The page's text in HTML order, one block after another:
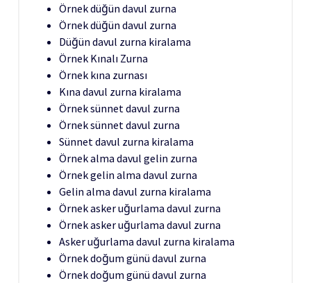
Örnek düğün davul zurna
Örnek düğün davul zurna
Düğün davul zurna kiralama
Örnek Kınalı Zurna
Örnek kına zurnası
Kına davul zurna kiralama
Örnek sünnet davul zurna
Örnek sünnet davul zurna
Sünnet davul zurna kiralama
Örnek alma davul gelin zurna
Örnek gelin alma davul zurna
Gelin alma davul zurna kiralama
Örnek asker uğurlama davul zurna
Örnek asker uğurlama davul zurna
Asker uğurlama davul zurna kiralama
Örnek doğum günü davul zurna
Örnek doğum günü davul zurna